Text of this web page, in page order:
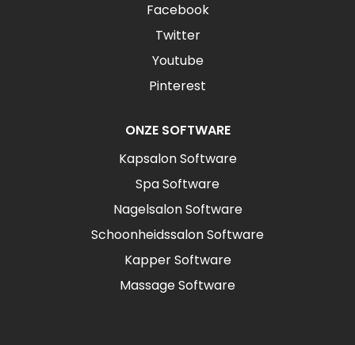
Facebook
Twitter
Youtube
Pinterest
ONZE SOFTWARE
Kapsalon Software
Spa Software
Nagelsalon Software
Schoonheidssalon Software
Kapper Software
Massage Software